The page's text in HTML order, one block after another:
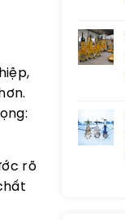
rõ